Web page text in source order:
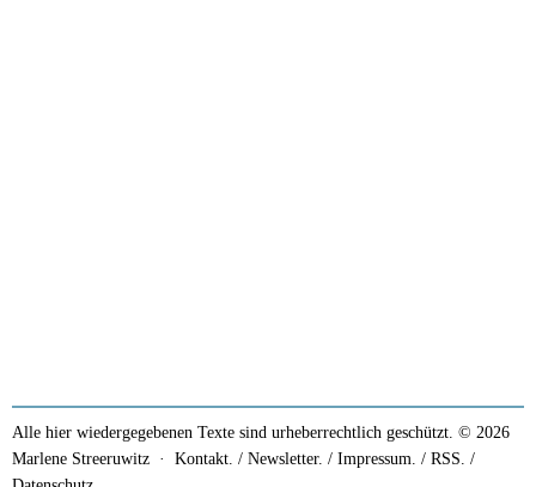
Alle hier wiedergegebenen Texte sind urheberrechtlich geschützt. © 2026
Marlene Streeruwitz · Kontakt. / Newsletter. / Impressum. / RSS. /